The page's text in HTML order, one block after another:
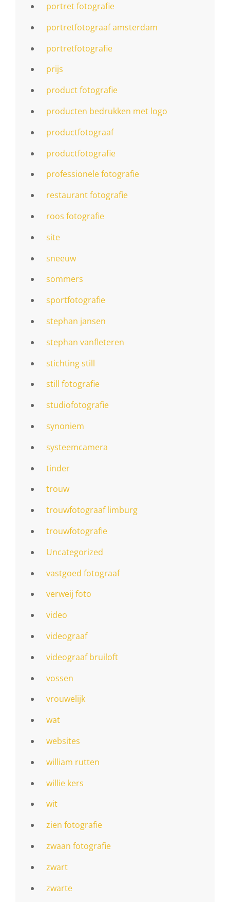
portret fotografie
portretfotograaf amsterdam
portretfotografie
prijs
product fotografie
producten bedrukken met logo
productfotograaf
productfotografie
professionele fotografie
restaurant fotografie
roos fotografie
site
sneeuw
sommers
sportfotografie
stephan jansen
stephan vanfleteren
stichting still
still fotografie
studiofotografie
synoniem
systeemcamera
tinder
trouw
trouwfotograaf limburg
trouwfotografie
Uncategorized
vastgoed fotograaf
verweij foto
video
videograaf
videograaf bruiloft
vossen
vrouwelijk
wat
websites
william rutten
willie kers
wit
zien fotografie
zwaan fotografie
zwart
zwarte